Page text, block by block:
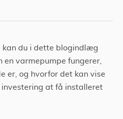
en varmepumpe fungerer,
er, og hvorfor det kan vise
at få installeret